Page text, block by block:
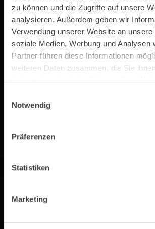
zu können und die Zugriffe auf unsere
analysieren. Außerdem geben wir
Verwendung unserer Website an
soziale Medien, Werbung und Analysen
Partner führen diese Informationen
weiteren Daten zusammen, die Sie
haben oder die sie im Rahmen Ihrer
Notwendig
Präferenzen
Statistiken
Marketing
an die Trinkwasserleitung
genießen jederzeit unbegrenzten
frisches Leitungswasser – stets
und bereit für die perfekte
zwischendurch.